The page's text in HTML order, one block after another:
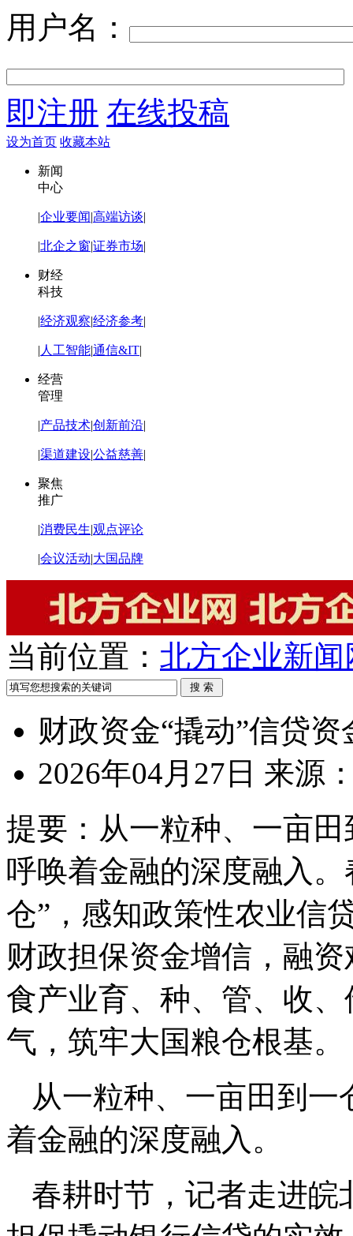
用户名：
即注册 在线投稿
设为首页 收藏本站
新闻
中心
|企业要闻|高端访谈|
|北企之窗|证券市场|
财经
科技
|经济观察|经济参考|
| 人工智能|通信&IT|
经营
管理
|产品技术|创新前沿|
|渠道建设|公益慈善|
聚焦
推广
|消费民生|观点评论
|会议活动|大国品牌
当前位置： 北方企业新闻
财政资金“撬动”信贷
2026年04月27日 来源
提要： 从一粒种、一亩
呼唤着金融的深度融入
仓”，感知政策性农业
财政担保资金增信，融
食产业育、种、管、收
气，筑牢大国粮仓根基。
从一粒种、一亩田到
着金融的深度融入。
春耕时节，记者走进皖